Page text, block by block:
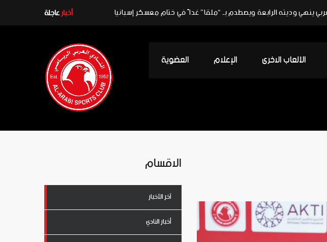
أخبارعاجلة ينهي وديته الرابعة ويصطدم بـ “ملقا” غداً في ختام معسكر إسبانيا
الألعاب الاخرى الإعلام العضوية
الاقسام
آخر الأخبار
أخبار النادي